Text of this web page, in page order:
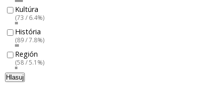
Kultúra
(73 / 6.4%)
História
(89 / 7.8%)
Región
(58 / 5.1%)
Hlasuj